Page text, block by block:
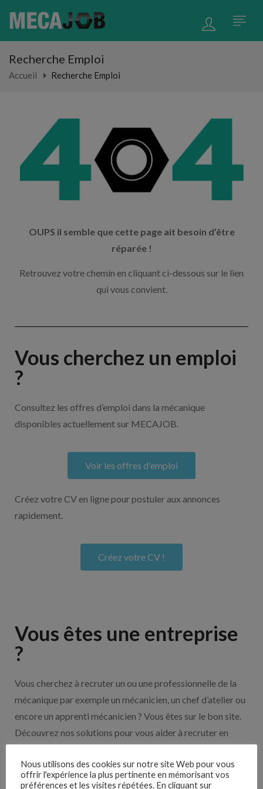
Recherche Emploi
Accueil Recherche Emploi
OUPS il semble que cette page ait besoin d’être
réparée !
Retrouvez votre chemin en cliquant ci-dessous sur le lien
qui vous convient.
Vous cherchez un emploi
?
Consultez les offres d’emploi dans la mécanique
disponibles actuellement sur MECAJOB.
Voir les offres d'emploi
Créez votre CV en ligne pour postuler aux annonces
rapidement.
Créez votre CV !
Vous êtes une entreprise
?
Vous cherchez à recruter un ou une professionnelle de la
mécanique par exemple un mécanicien, un chef d’atelier ou
encore un apprenti mécanicien ? Vous êtes sur le bon site.
Découvrez nos solutions pour vous aider à recruter en
Nous utilisons des cookies sur notre site Web pour vous
offrir l'expérience la plus pertinente en mémorisant vos
préférences et les visites répétées. En cliquant sur